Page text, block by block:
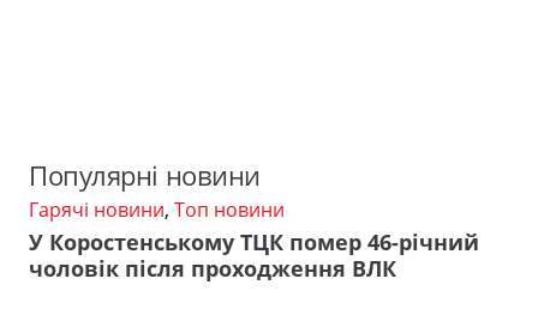
Популярні новини
Гарячі новини, Топ новини
У Коростенському ТЦК помер 46-річний
чоловік після проходження ВЛК